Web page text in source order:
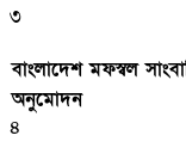
৩
বাংলাদেশ মফস্বল
অনুমোদন
৪